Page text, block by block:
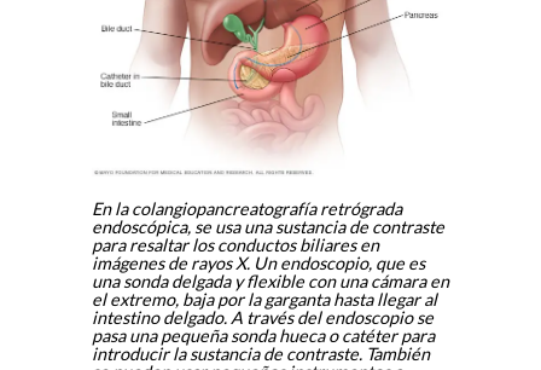
En la colangiopancreatografía retrógrada
endoscópica, se usa una sustancia de contraste
para resaltar los conductos biliares en
imágenes de rayos X. Un endoscopio, que es
una sonda delgada y flexible con una cámara en
el extremo, baja por la garganta hasta llegar al
intestino delgado. A través del endoscopio se
pasa una pequeña sonda hueca o catéter para
introducir la sustancia de contraste. También